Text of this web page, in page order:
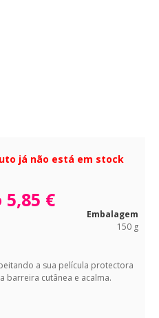
já não está em stock
5,85 €
Embalagem
150 g
a sua película protectora
barreira cutânea e acalma.